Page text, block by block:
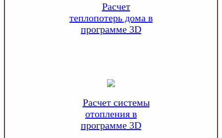
Расчет
теплопотерь дома в
программе 3D
Расчет системы
отопления в
программе 3D